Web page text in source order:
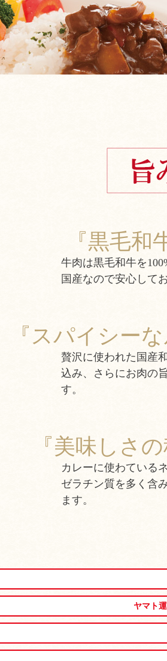
『黒毛和
牛肉は黒毛和牛を
国産なので安心して
『スパイシー
贅沢に使われた国産
込み、さらにお肉の
す。
『美味しさ
カレーに使わている
ゼラチン質を多く含
ます。
ヤマト